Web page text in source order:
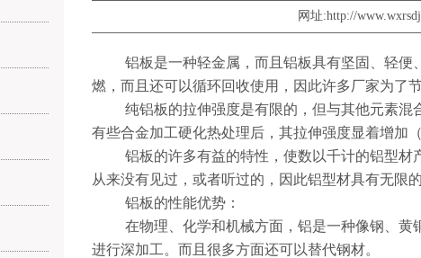
网址:http://
铝板是一种轻金属，而且铝板具有坚固、轻
燃，而且还可以循环回收使用，因此许多厂家为了
纯铝板的拉伸强度是有限的，但与其他元素
有些合金加工硬化热处理后，其拉伸强度显着增加
铝板的许多有益的特性，使数以千计的铝型
从来没有见过，或者听过的，因此铝型材具有无限的
铝板的性能优势：
在物理、化学和机械方面，铝是一种像钢、
进行深加工。而且很多方面还可以替代钢材。